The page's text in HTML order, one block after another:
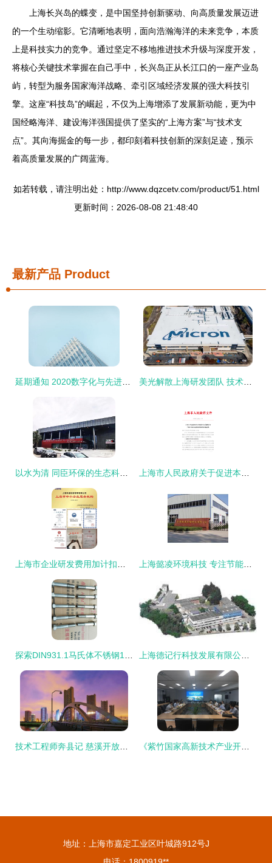
上海长兴岛的蝶变，是中国坚持创新驱动、向高质量发展迈进
的一个生动缩影。它清晰地表明，面向浩瀚海洋的未来竞争，本质
上是科技实力的竞争。通过坚定不移地推进技术升级与深度开发，
将核心关键技术掌握在自己手中，长兴岛正从长江口的一座产业岛
屿，转型为服务国家海洋战略、牵引区域经济发展的强大科技引
擎。这座“科技岛”的崛起，不仅为上海增添了发展新动能，更为中
国经略海洋、建设海洋强国提供了坚实的“上海方案”与“技术支
点”。其向海掘金的每一步，都印刻着科技创新的深刻足迹，预示
着高质量发展的广阔蓝海。
如若转载，请注明出处：http://www.dqzcetv.com/product/51.html
更新时间：2026-08-08 21:48:40
最新产品 Product
地址：上海市嘉定工业区叶城路912号J